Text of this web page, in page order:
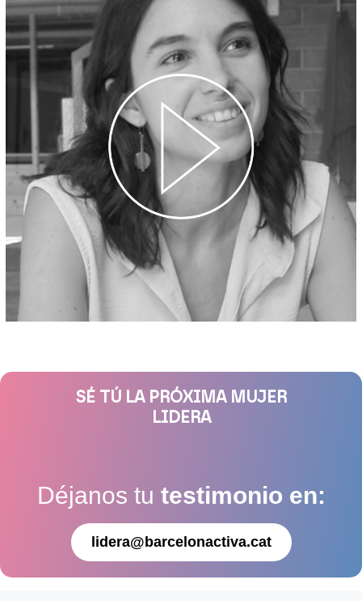
SÉ TÚ LA PRÓXIMA MUJER
LIDERA
Déjanos tu testimonio en:
lidera@barcelonactiva.cat